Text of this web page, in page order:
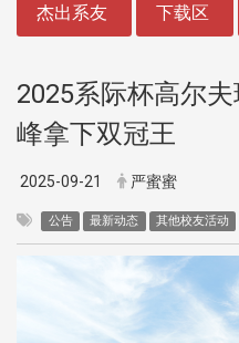
杰出系友 下载区
2025系际杯高尔
峰拿下双冠王
2025-09-21 严蜜蜜
公告 最新动态 其他校友活动